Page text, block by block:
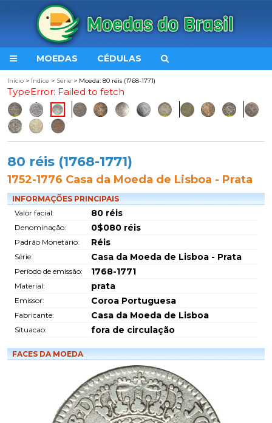
MOEDAS CÉDULAS
Início > Índice > Série > Moeda: 80 réis (1768-1771)
TypeError: Failed to fetch
80 réis (1768-1771)
1752-1776 Casa da Moeda de Lisboa - Prata
INFORMAÇÕES PRINCIPAIS
Valor facial:
80 réis
Denominação: 0$080 réis
Padrão Monetário: Réis
Série: Casa da Moeda de Lisboa - Prata
Período de emissão: 1768-1771
Material: prata
Emissor: Coroa Portuguesa
Fabricante: Casa da Moeda de Lisboa
Situacao: fora de circulação
FACES DA MOEDA